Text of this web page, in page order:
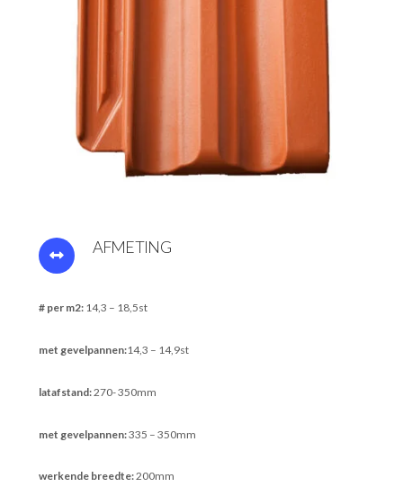
AFMETING
# per m2:14,3 – 18,5st
met gevelpannen:14,3 – 14,9st
latafstand:270- 350mm
met gevelpannen:335 – 350mm
werkende breedte:200mm